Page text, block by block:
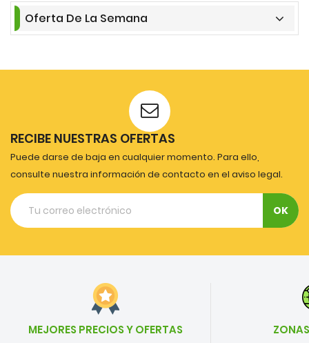
Oferta De La Semana
RECIBE NUESTRAS OFERTAS
Puede darse de baja en cualquier momento. Para ello,
consulte nuestra información de contacto en el aviso legal.
MEJORES PRECIOS Y OFERTAS